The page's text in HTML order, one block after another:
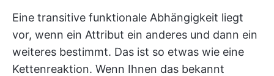
Eine transitive funktionale Abhängigkeit liegt
vor, wenn ein Attribut ein anderes und dann ein
weiteres bestimmt. Das ist so etwas wie eine
Kettenreaktion. Wenn Ihnen das bekannt